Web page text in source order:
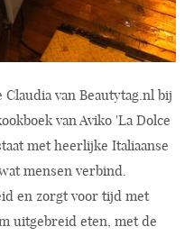
van Beautytag.nl bij
van Aviko 'La Dolce
met heerlijke Italiaanse
mensen verbind.
en zorgt voor tijd met
uitgebreid eten, met de